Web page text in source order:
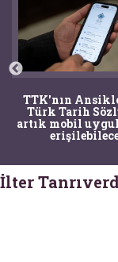
TTK'nın
Türk Tarih
artık mobil
İlter